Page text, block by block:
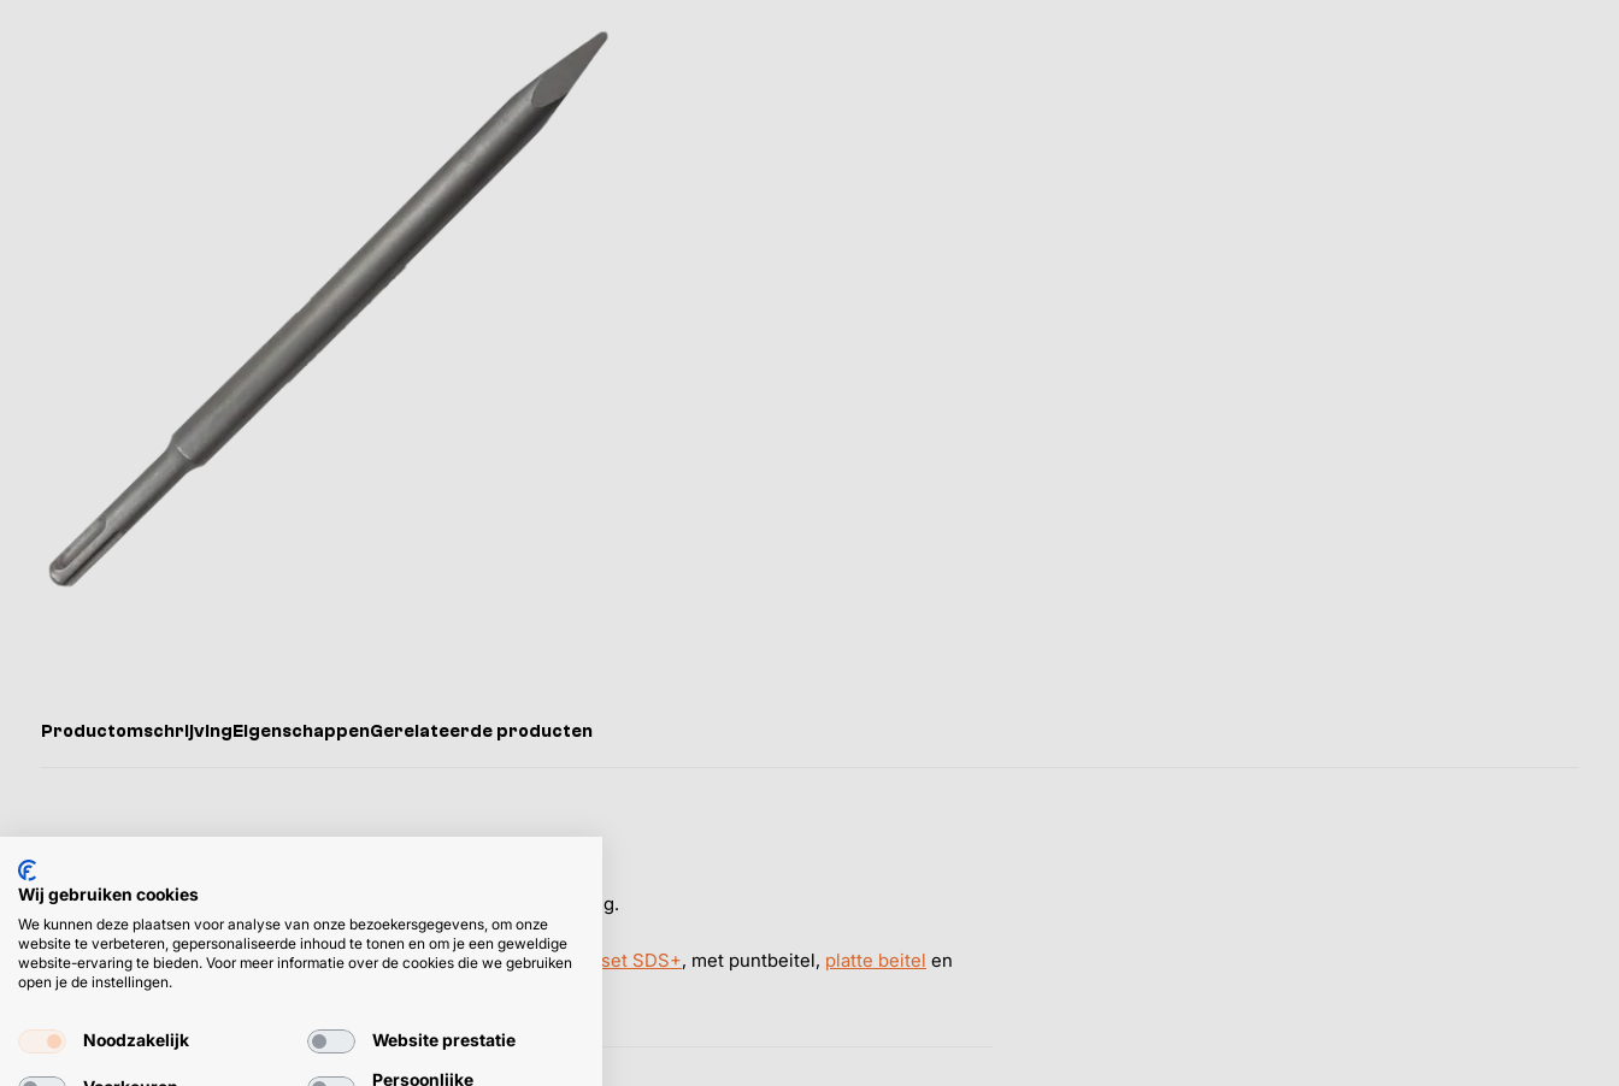
ProductomschrijvingEigenschappenGerelateerde producten
Puntbeitel van gehard staal, 250 mm lang, met SDS plus aansluiting.
Meteen een set beitels bestellen? Bekijk dan deze3-delige beitelset SDS+, met puntbeitel, platte beitel en
spade beitel.
Wij gebruiken cookies
We kunnen deze plaatsen voor analyse van onze bezoekersgegevens, om onze
website te verbeteren, gepersonaliseerde inhoud te tonen en om je een geweldige
website-ervaring te bieden. Voor meer informatie over de cookies die we gebruiken
open je de instellingen.
Noodzakelijk Website prestatie
Persoonlijke